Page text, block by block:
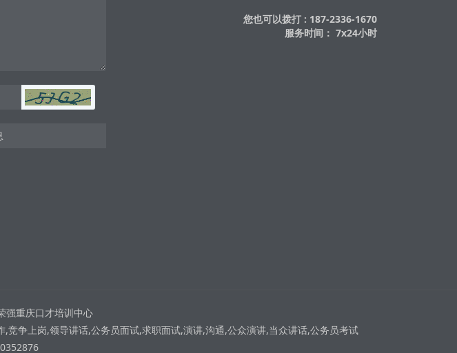
您也可以拨打 : 187-2336-1670
服务时间： 7x24小时
强重庆口才培训中心
争上岗,领导讲话,公务员面试,求职面试,演讲,沟通,公众演讲,当众讲话,公务员考试